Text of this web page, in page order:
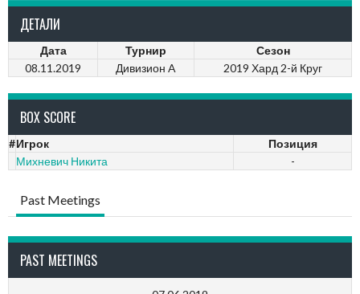
ДЕТАЛИ
Дата Турнир
Сезон
08.11.2019
Дивизион A 2019 Хард 2-й Круг
BOX SCORE
#Игрок
Позиция
Михневич Никита
-
Past Meetings
PAST MEETINGS